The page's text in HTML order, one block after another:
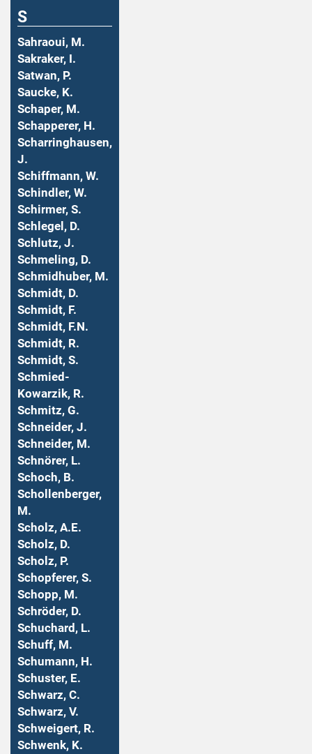
S
Sahraoui, M.
Sakraker, I.
Satwan, P.
Saucke, K.
Schaper, M.
Schapperer, H.
Scharringhausen,
J.
Schiffmann, W.
Schindler, W.
Schirmer, S.
Schlegel, D.
Schlutz, J.
Schmeling, D.
Schmidhuber, M.
Schmidt, D.
Schmidt, F.
Schmidt, F.N.
Schmidt, R.
Schmidt, S.
Schmied-
Kowarzik, R.
Schmitz, G.
Schneider, J.
Schneider, M.
Schnörer, L.
Schoch, B.
Schollenberger,
M.
Scholz, A.E.
Scholz, D.
Scholz, P.
Schopferer, S.
Schopp, M.
Schröder, D.
Schuchard, L.
Schuff, M.
Schumann, H.
Schuster, E.
Schwarz, C.
Schwarz, V.
Schweigert, R.
Schwenk, K.